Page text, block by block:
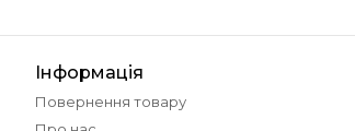
Інформація
Повернення товару